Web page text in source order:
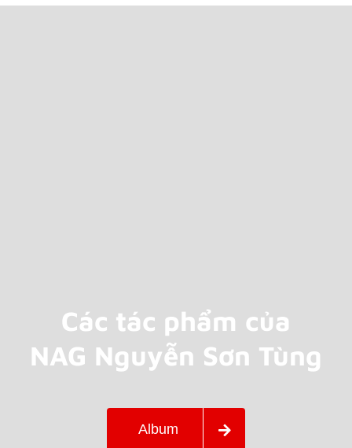
Các tác phẩm của
NAG Nguyễn Sơn Tùng
Album